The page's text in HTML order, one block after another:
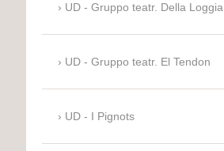
UD - Gruppo teatr. Della Loggia
UD - Gruppo teatr. El Tendon
UD - I Pignots